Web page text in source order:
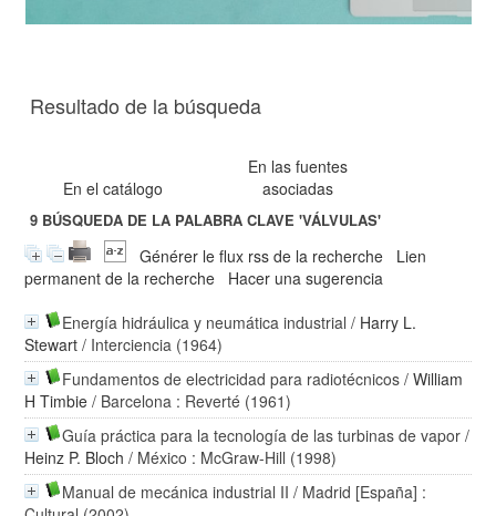
Resultado de la búsqueda
En el catálogo
En las fuentes
asociadas
9 BÚSQUEDA DE LA PALABRA CLAVE'VÁLVULAS'
Générer le flux rss de la recherche
Lien
permanent de la recherche
Hacer una sugerencia
Energía hidráulica y neumática industrial / Harry L.
Stewart / Interciencia (1964)
Fundamentos de electricidad para radiotécnicos /William
H Timbie / Barcelona : Reverté (1961)
Guía práctica para la tecnología de las turbinas de vapor /
Heinz P. Bloch / México : McGraw-Hill (1998)
Manual de mecánica industrial II / Madrid [España] :